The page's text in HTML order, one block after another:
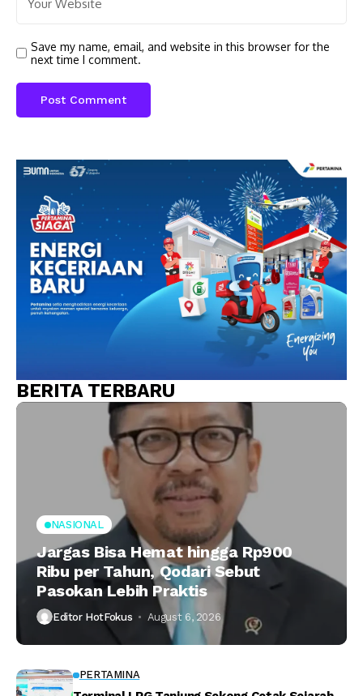
Save my name, email, and website in this browser for the
next time I comment.
BERITA TERBARU
NASIONAL
Jargas Bisa Hemat hingga Rp900
Ribu per Tahun, Qodari Sebut
Pasokan Lebih Praktis
Editor HotFokus August 6, 2026
PERTAMINA